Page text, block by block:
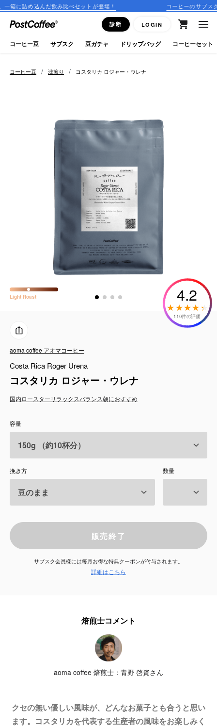
み比べセットが登場！ コーヒーのサブスクリプションはこ
診断 LOGIN
close
ログイン
新規会員登録
keyboard_arrow_right
ドリップバッグ
ミルク・フード類
CFFBNS
ギフトセット
リキッド
特集
卸販売
コーヒーのサブスク
お知らせ
よくある質問
店舗情報
コーヒー豆 / 浅煎り / コスタリカ ロジャー・ウレナ
Light Roast 4.2
110件の評価
aoma coffee アオマコーヒー
Costa Rica Roger Urena
コスタリカ ロジャー・ウレナ
国内ロースターリラックスバランス朝におすすめ
容量
挽き方 数量
販売終了
サブスク会員様には毎月お得な特典クーポンが付与されます。
詳細はこちら
焙煎士コメント
aoma coffee 焙煎士：青野 啓資さん
クセの無い優しい風味が、どんなお菓子とも合うと思い
ます。コスタリカを代表する生産者の風味をお楽しみく
コーヒー豆 サブスク 豆ガチャ ドリップバッグ コーヒーセット